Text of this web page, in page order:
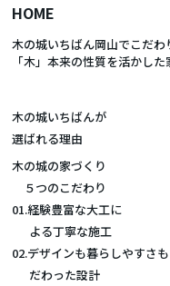
HOME
木の城いちばん岡山でこだわ
「木」本来の性質を活かした
木の城いちばんが
選ばれる理由
木の城の家づくり
５つのこだわり
01.経験豊富な大工に
よる丁寧な施工
02.デザインも暮らしやすさ
だわった設計